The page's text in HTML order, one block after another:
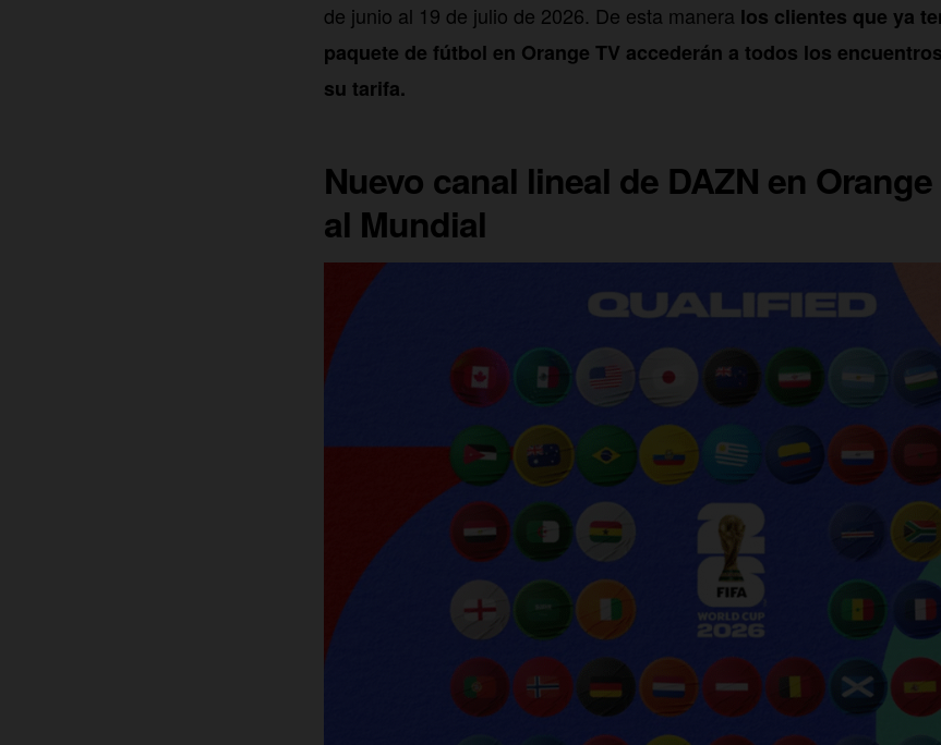
de junio al 19 de julio de 2026. De esta manera los clientes que ya
paquete de fútbol en Orange TV accederán a todos los
su tarifa.
Nuevo canal lineal de DAZN en
al Mundial